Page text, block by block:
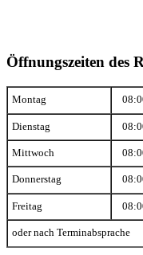
Öffnungszeiten des
Montag
Dienstag
Mittwoch
Donnerstag
Freitag
oder nach Terminabsprache